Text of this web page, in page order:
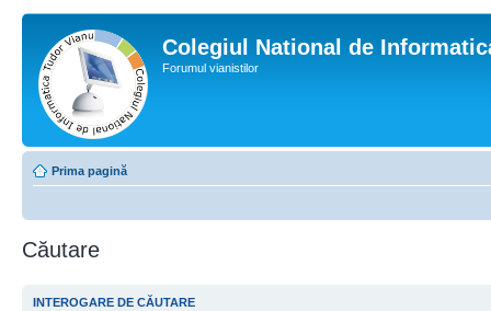
Colegiul National de
Forumul vianistilor
Prima pagină
Căutare
INTEROGARE DE CĂUTARE